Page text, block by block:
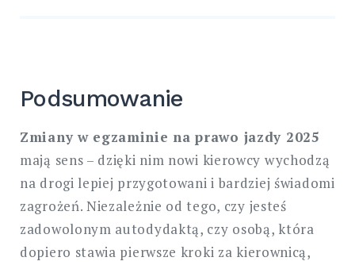
Podsumowanie
Zmiany w egzaminie na prawo jazdy 2025
mają sens – dzięki nim nowi kierowcy wychodzą
na drogi lepiej przygotowani i bardziej świadomi
zagrożeń. Niezależnie od tego, czy jesteś
zadowolonym autodydaktą, czy osobą, która
dopiero stawia pierwsze kroki za kierownicą,